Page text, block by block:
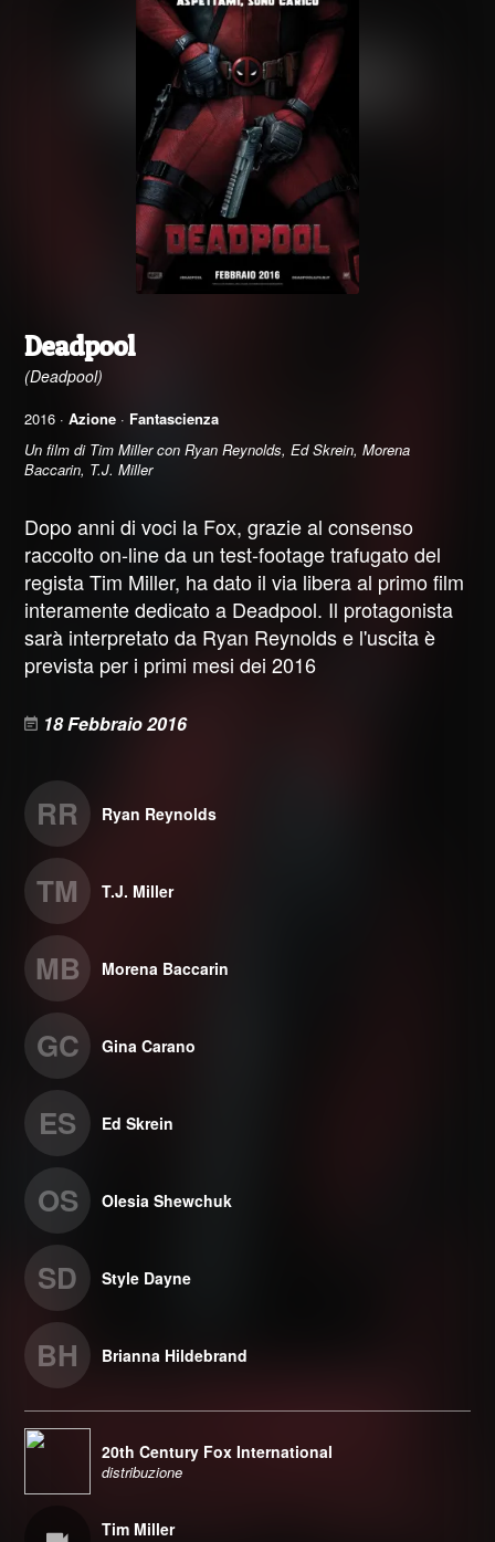
Deadpool
(Deadpool)
2016 · Azione · Fantascienza
Un film di Tim Miller con Ryan Reynolds, Ed Skrein, Morena
Baccarin, T.J. Miller
Dopo anni di voci la Fox, grazie al consenso
raccolto on-line da un test-footage trafugato del
regista Tim Miller, ha dato il via libera al primo film
interamente dedicato a Deadpool. Il protagonista
sarà interpretato da Ryan Reynolds e l'uscita è
prevista per i primi mesi dei 2016
18 Febbraio 2016
RR Ryan Reynolds
TM T.J. Miller
MB Morena Baccarin
GC Gina Carano
ES Ed Skrein
OS Olesia Shewchuk
SD Style Dayne
BH Brianna Hildebrand
20th Century Fox International
distribuzione
Tim Miller